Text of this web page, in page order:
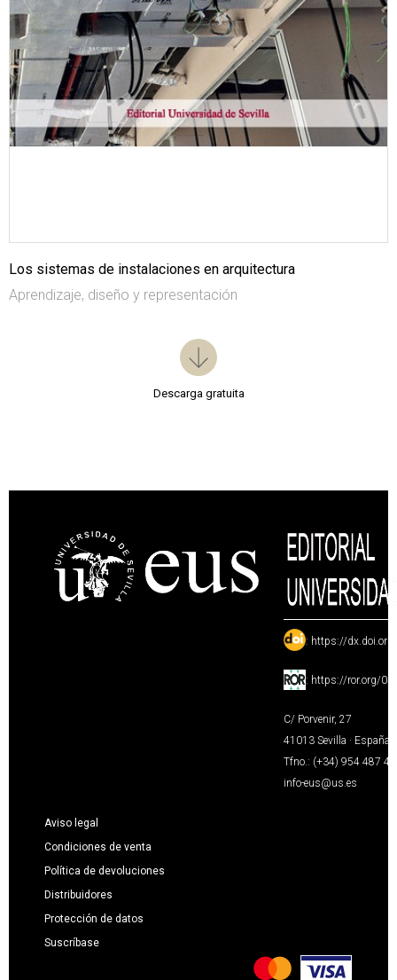
Los sistemas de instalaciones en arquitectura
Aprendizaje, diseño y representación
Descarga gratuita
: https://
: https://ror.org/
C/ Porvenir, 27
41013 Sevilla · España
Tfno.: (+34) 954 487
info-eus@us.es
Aviso legal
Condiciones de venta
Política de devoluciones
Distribuidores
Protección de datos
Suscríbase